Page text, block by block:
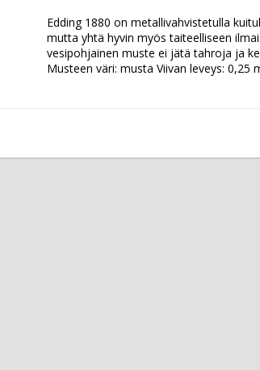
Edding 1880 on metallivahvistetulla
mutta yhtä hyvin myös taiteelliseen
vesipohjainen muste ei jätä tahroja ja
Musteen väri: musta Viivan leveys: 0,25